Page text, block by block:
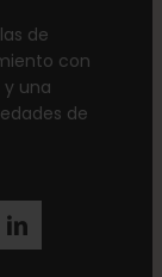
de
con
una
de